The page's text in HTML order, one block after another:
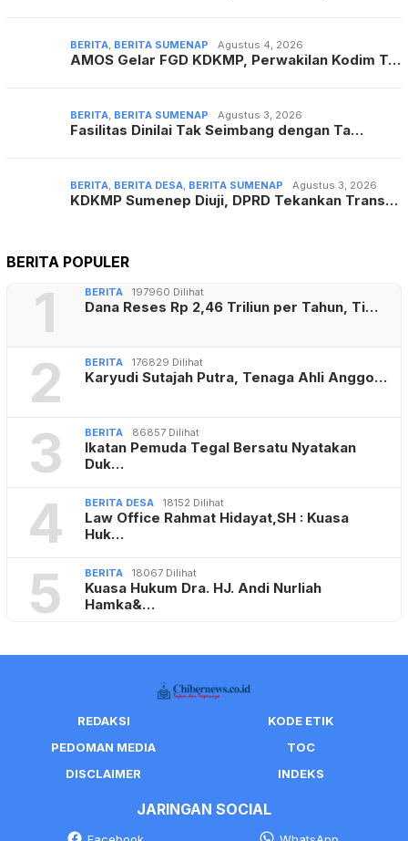
BERITA, BERITA SUMENAP Agustus 4, 2026
AMOS Gelar FGD KDKMP, Perwakilan Kodim T…
BERITA, BERITA SUMENAP Agustus 3, 2026
Fasilitas Dinilai Tak Seimbang dengan Ta…
BERITA, BERITA DESA, BERITA SUMENAP Agustus 3, 2026
KDKMP Sumenep Diuji, DPRD Tekankan Trans…
BERITA POPULER
1 BERITA 197960 Dilihat
Dana Reses Rp 2,46 Triliun per Tahun, Ti…
2 BERITA 176829 Dilihat
Karyudi Sutajah Putra, Tenaga Ahli Anggo…
3 BERITA 86857 Dilihat
Ikatan Pemuda Tegal Bersatu Nyatakan
Duk…
4 BERITA DESA 18152 Dilihat
Law Office Rahmat Hidayat,SH : Kuasa
Huk…
5 BERITA 18067 Dilihat
Kuasa Hukum Dra. HJ. Andi Nurliah
Hamka&…
REDAKSI
KODE ETIK
PEDOMAN MEDIA
TOC
DISCLAIMER
INDEKS
JARINGAN SOCIAL